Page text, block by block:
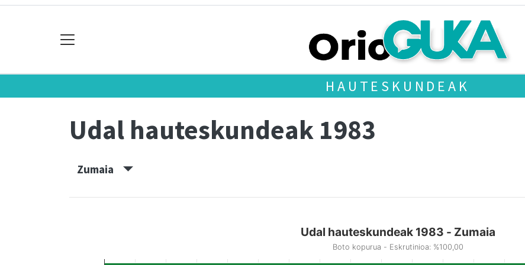
HAUTESKUNDEAK
Udal hauteskundeak 1983
Zumaia
Udal hauteskundeak 1983 - Zumaia
Boto kopurua - Eskrutinioa: %100,00